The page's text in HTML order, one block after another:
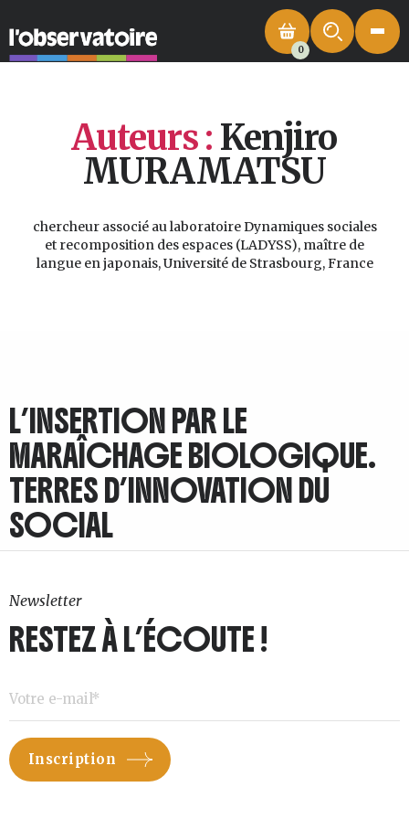
0
Auteurs : Kenjiro
MURAMATSU
chercheur associé au laboratoire Dynamiques sociales
et recomposition des espaces (LADYSS), maître de
langue en japonais, Université de Strasbourg, France
L’INSERTION PAR LE
MARAÎCHAGE BIOLOGIQUE.
TERRES D’INNOVATION DU
SOCIAL
Newsletter
RESTEZ À L’ÉCOUTE !